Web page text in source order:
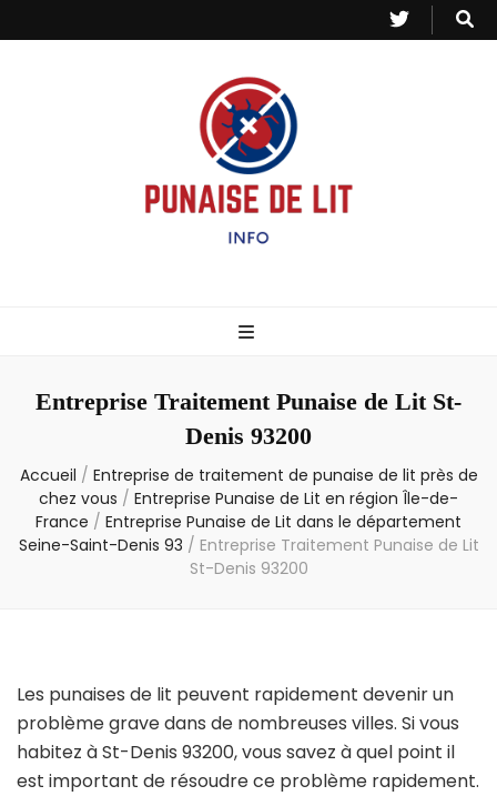
– Info
Entreprise Traitement Punaise de Lit St-
Denis 93200
Accueil / Entreprise de traitement de punaise de lit près de
chez vous / Entreprise Punaise de Lit en région Île-de-
France / Entreprise Punaise de Lit dans le département
Seine-Saint-Denis 93 / Entreprise Traitement Punaise de Lit
St-Denis 93200
Les punaises de lit peuvent rapidement devenir un
problème grave dans de nombreuses villes. Si vous
habitez à St-Denis 93200, vous savez à quel point il
est important de résoudre ce problème rapidement.